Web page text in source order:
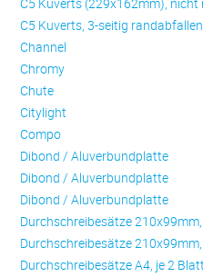
C5 Kuverts, 3-seitig
Channel
Chromy
Chute
Citylight
Compo
Dibond / Aluverbundplatte
Dibond / Aluverbundplatte
Dibond / Aluverbundplatte
Durchschreibesätze
Durchschreibesätze
Durchschreibesätze A4, je 2 Blatt